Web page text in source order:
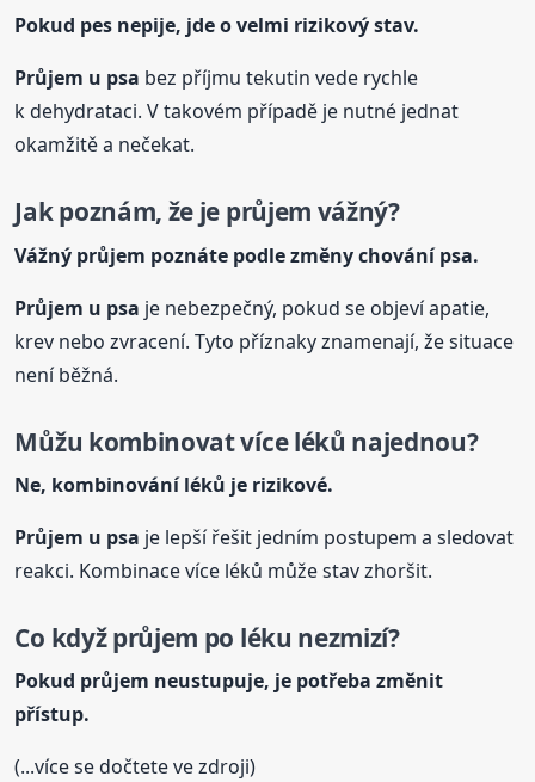
Pokud pes nepije, jde o velmi rizikový stav.
Průjem u psa bez příjmu tekutin vede rychle
k dehydrataci. V takovém případě je nutné jednat
okamžitě a nečekat.
Jak poznám, že je průjem vážný?
Vážný průjem poznáte podle změny chování psa.
Průjem u psa je nebezpečný, pokud se objeví apatie,
krev nebo zvracení. Tyto příznaky znamenají, že situace
není běžná.
Můžu kombinovat více léků najednou?
Ne, kombinování léků je rizikové.
Průjem u psa je lepší řešit jedním postupem a sledovat
reakci. Kombinace více léků může stav zhoršit.
Co když průjem po léku nezmizí?
Pokud průjem neustupuje, je potřeba změnit
přístup.
(...více se dočtete ve zdroji)